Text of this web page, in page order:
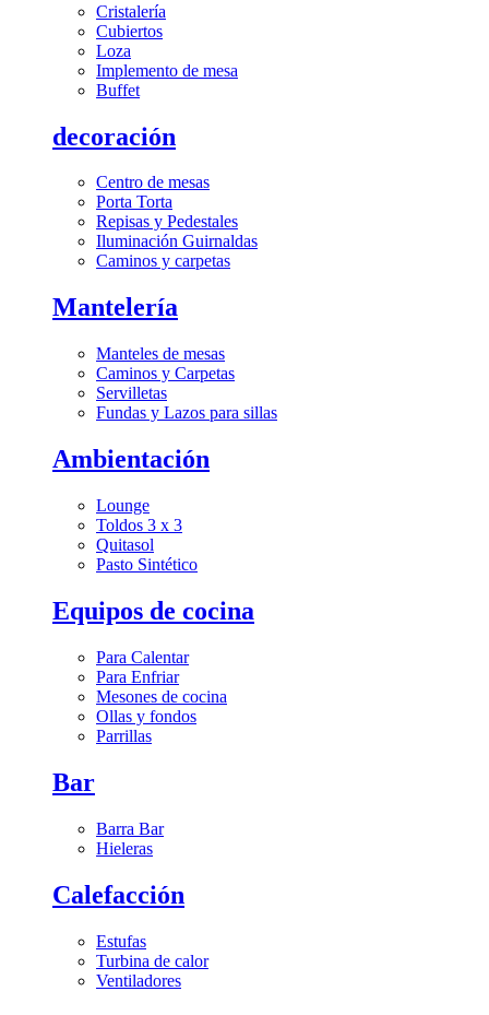
Cristalería
Cubiertos
Loza
Implemento de mesa
Buffet
decoración
Centro de mesas
Porta Torta
Repisas y Pedestales
Iluminación Guirnaldas
Caminos y carpetas
Mantelería
Manteles de mesas
Caminos y Carpetas
Servilletas
Fundas y Lazos para sillas
Ambientación
Lounge
Toldos 3 x 3
Quitasol
Pasto Sintético
Equipos de cocina
Para Calentar
Para Enfriar
Mesones de cocina
Ollas y fondos
Parrillas
Bar
Barra Bar
Hieleras
Calefacción
Estufas
Turbina de calor
Ventiladores